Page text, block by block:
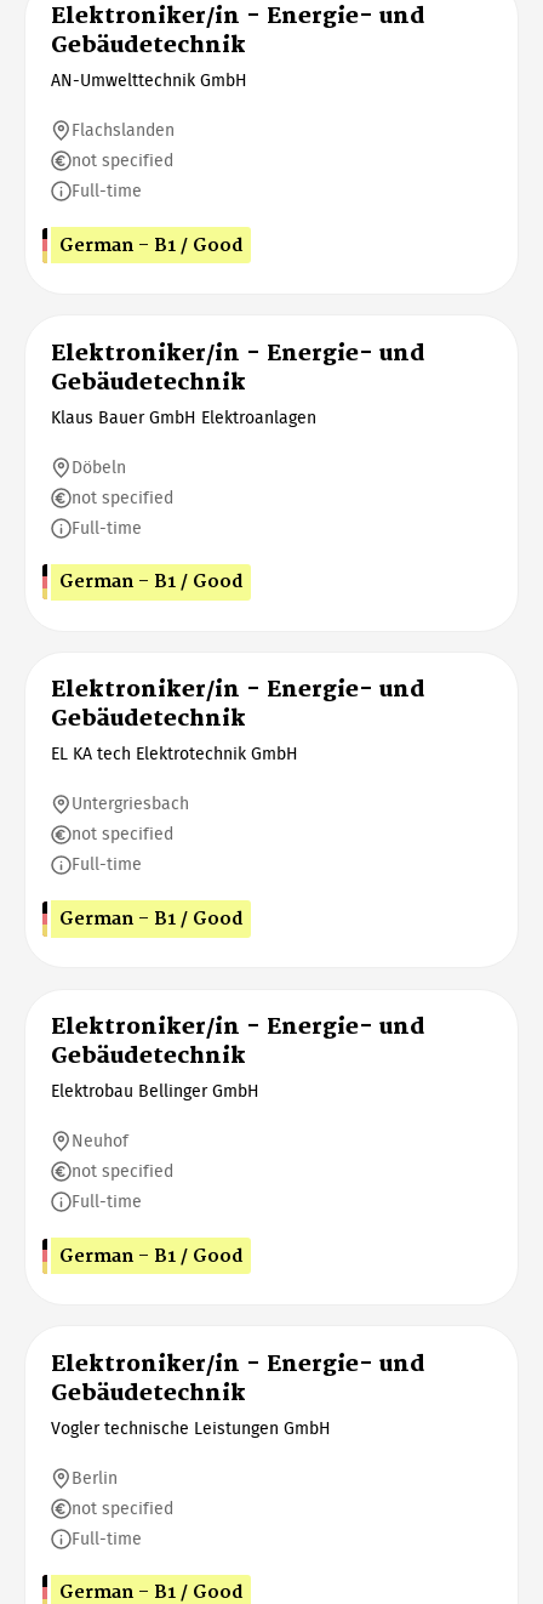
Elektroniker/in - Energie- und
Gebäudetechnik
AN-Umwelttechnik GmbH
Flachslanden
not specified
Full-time
German - B1 / Good
Elektroniker/in - Energie- und
Gebäudetechnik
Klaus Bauer GmbH Elektroanlagen
Döbeln
not specified
Full-time
German - B1 / Good
Elektroniker/in - Energie- und
Gebäudetechnik
EL KA tech Elektrotechnik GmbH
Untergriesbach
not specified
Full-time
German - B1 / Good
Elektroniker/in - Energie- und
Gebäudetechnik
Elektrobau Bellinger GmbH
Neuhof
not specified
Full-time
German - B1 / Good
Elektroniker/in - Energie- und
Gebäudetechnik
Vogler technische Leistungen GmbH
Berlin
not specified
Full-time
German - B1 / Good